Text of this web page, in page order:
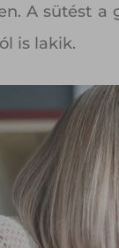
A sütést
is lakik.